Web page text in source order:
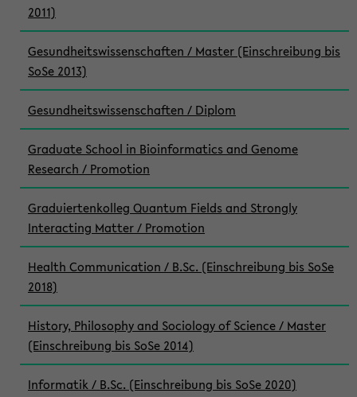
2011)
Gesundheitswissenschaften / Master (Einschreibung bis
SoSe 2013)
Gesundheitswissenschaften / Diplom
Graduate School in Bioinformatics and Genome
Research / Promotion
Graduiertenkolleg Quantum Fields and Strongly
Interacting Matter / Promotion
Health Communication / B.Sc. (Einschreibung bis SoSe
2018)
History, Philosophy and Sociology of Science / Master
(Einschreibung bis SoSe 2014)
Informatik / B.Sc. (Einschreibung bis SoSe 2020)